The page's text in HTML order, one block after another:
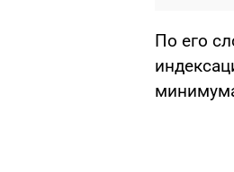
По его